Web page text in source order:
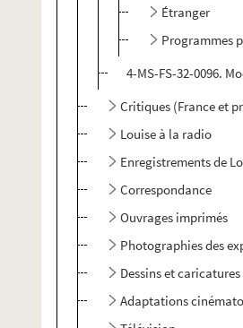
Étranger
Programmes
4-MS-FS-32-0096.
Critiques (France et
Louise à la radio
Enregistrements de
Correspondance
Ouvrages imprimés
Photographies des
Dessins et caricatures
Adaptations